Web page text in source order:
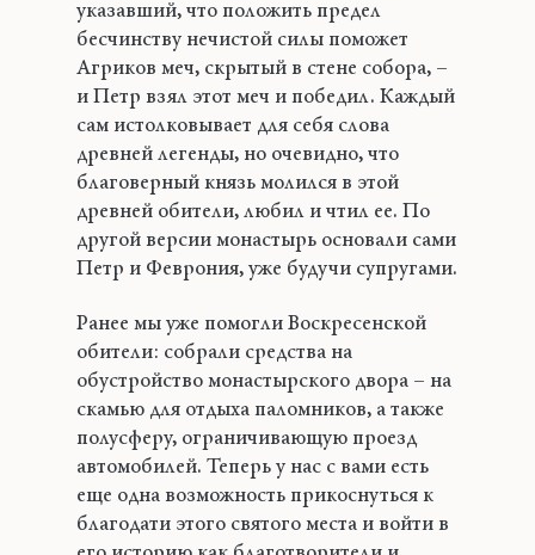
указавший, что положить предел
бесчинству нечистой силы поможет
Агриков меч, скрытый в стене собора, –
и Петр взял этот меч и победил. Каждый
сам истолковывает для себя слова
древней легенды, но очевидно, что
благоверный князь молился в этой
древней обители, любил и чтил ее. По
другой версии монастырь основали сами
Петр и Феврония, уже будучи супругами.
Ранее мы уже помогли Воскресенской
обители: собрали средства на
обустройство монастырского двора – на
скамью для отдыха паломников, а также
полусферу, ограничивающую проезд
автомобилей. Теперь у нас с вами есть
еще одна возможность прикоснуться к
благодати этого святого места и войти в